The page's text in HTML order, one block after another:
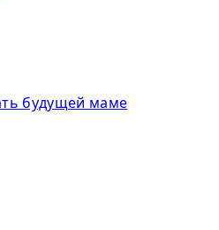
будущей маме